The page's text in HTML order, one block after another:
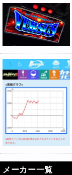
メーカー一覧